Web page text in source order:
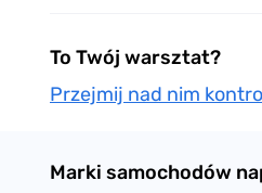
To Twój warsztat?
Przejmij nad nim
Marki samochodów